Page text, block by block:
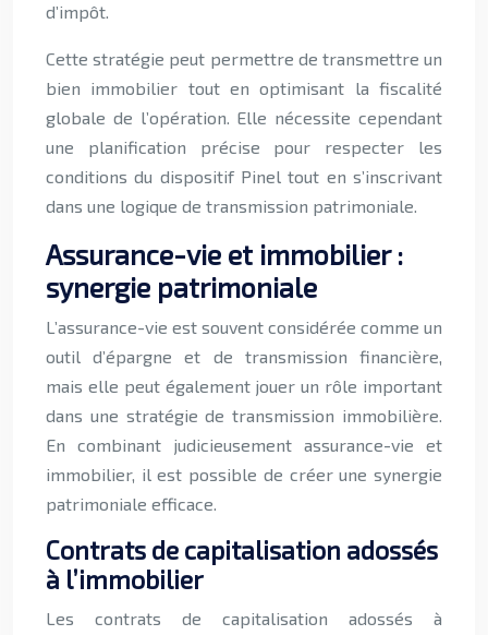
d’impôt.
Cette stratégie peut permettre de transmettre un
bien immobilier tout en optimisant la fiscalité
globale de l’opération. Elle nécessite cependant
une planification précise pour respecter les
conditions du dispositif Pinel tout en s’inscrivant
dans une logique de transmission patrimoniale.
Assurance-vie et immobilier :
synergie patrimoniale
L’assurance-vie est souvent considérée comme un
outil d’épargne et de transmission financière,
mais elle peut également jouer un rôle important
dans une stratégie de transmission immobilière.
En combinant judicieusement assurance-vie et
immobilier, il est possible de créer une synergie
patrimoniale efficace.
Contrats de capitalisation adossés
à l’immobilier
Les contrats de capitalisation adossés à